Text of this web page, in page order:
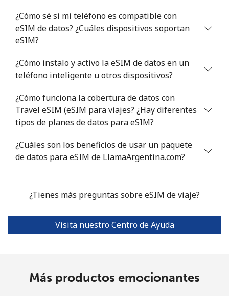
¿Cómo sé si mi teléfono es compatible con
eSIM de datos? ¿Cuáles dispositivos soportan
eSIM?
¿Cómo instalo y activo la eSIM de datos en un
teléfono inteligente u otros dispositivos?
¿Cómo funciona la cobertura de datos con
Travel eSIM (eSIM para viajes? ¿Hay diferentes
tipos de planes de datos para eSIM?
¿Cuáles son los beneficios de usar un paquete
de datos para eSIM de LlamaArgentina.com?
¿Tienes más preguntas sobre eSIM de viaje?
Visita nuestro Centro de Ayuda
Más productos emocionantes